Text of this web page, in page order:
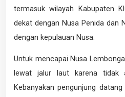
termasuk wilayah Kabupaten
dekat dengan Nusa Penida dan
dengan kepulauan Nusa.
Untuk mencapai Nusa
lewat jalur laut karena tidak
Kebanyakan pengunjung